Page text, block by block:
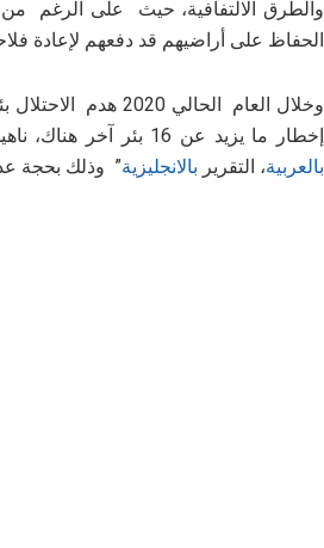
والطرق الالتفافية، حيث على الرغم من
الحفاظ على أراضيهم قد دفعهم لإعادة
وخلال العام الحالي 2020 هدم الاحتلال بئرين لجمع المياه ( للمزيد انقر هنا
إخطار ما يزيد عن 16 بئر آخر هناك، ناهيك عن استهداف غرفتين زراعيتين بالهدم في منطقة ” سريسيا” “التقرير
بالعربية، التقرير بالانجليزية” وذلك بحجة